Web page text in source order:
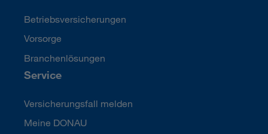
Betriebsversicherungen
Vorsorge
Branchenlösungen
Service
Versicherungsfall melden
Meine DONAU